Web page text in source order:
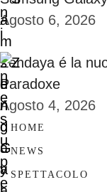
Agosto 6, 2026
Zendaya é la
Paradoxe
Agosto 4, 2026
HOME
NEWS
SPETTACOLO